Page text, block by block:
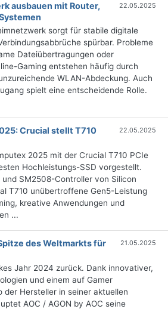
ausbauen mit Router,
22.05.2025
sorgt für stabile digitale
spürbar. Probleme
Dateiübertragungen oder
Gaming entstehen häufig durch
WLAN-Abdeckung. Auch
spielt eine entscheidende Rolle.
Crucial stellt T710
22.05.2025
2025 mit der Crucial T710 PCIe
Hochleistungs-SSD vorgestellt.
und SM2508-Controller von Silicon
T710 unübertroffene Gen5-Leistung
kreative Anwendungen und
...
des Weltmarkts für
21.05.2025
Jahr 2024 zurück. Dank innovativer,
und einem auf Gamer
der Hersteller in seiner aktuellen
AOC / AGON by AOC seine